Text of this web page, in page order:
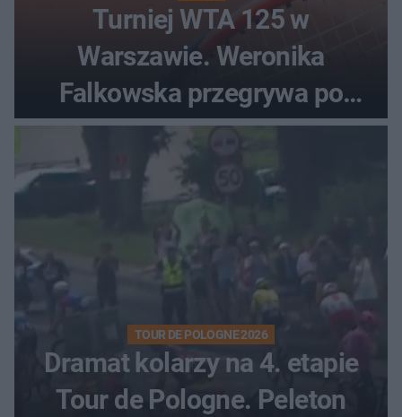
Turniej WTA 125 w
Warszawie. Weronika
Falkowska przegrywa po
zaciętym boju
TOUR DE POLOGNE 2026
Dramat kolarzy na 4. etapie
Tour de Pologne. Peleton